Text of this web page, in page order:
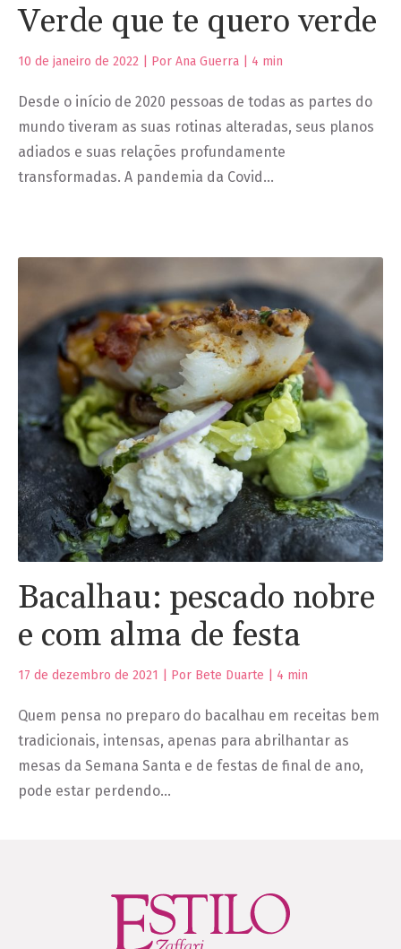
Verde que te quero verde
10 de janeiro de 2022 | Por Ana Guerra | 4 min
Desde o início de 2020 pessoas de todas as partes do
mundo tiveram as suas rotinas alteradas, seus planos
adiados e suas relações profundamente
transformadas. A pandemia da Covid…
Bacalhau: pescado nobre
e com alma de festa
17 de dezembro de 2021 | Por Bete Duarte | 4 min
Quem pensa no preparo do bacalhau em receitas bem
tradicionais, intensas, apenas para abrilhantar as
mesas da Semana Santa e de festas de final de ano,
pode estar perdendo…